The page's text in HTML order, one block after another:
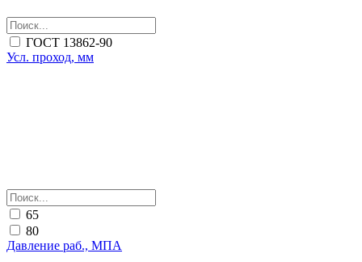
ГОСТ 13862-90
Усл. проход, мм
65
80
Давление раб., МПА